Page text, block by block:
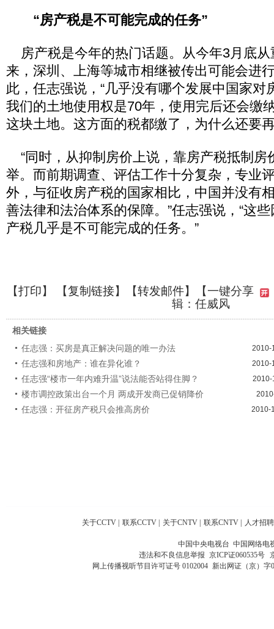
“房产税是不可能完成的任务”
房产税是今年的热门话题。从今年3月底从
来，深圳、上海等城市相继被传出可能会进
此，任志强说，“几乎没有哪个发展中国家对
我们的土地使用权是70年，使用完后还会缴
这块土地。这方面的税都缴了，为什么还要
“同时，从抑制房价上说，靠房产税抵制房
举。而前期调查、评估工作十分复杂，专业
外，与征收房产税的国家相比，中国并没有
善法律和法治体系的保障。”任志强说，“这
产税几乎是不可能完成的任务。”
【打印】 【复制链接】【转发邮件】
【一键分享
辑：任威风
相关链接
任志强：买房是真正解决问题的唯一办法
2010-
任志强和房地产：谁在异化谁？ 2010-
任志强“楼市一年内难升温”说法能否站得住脚？ 2010-
楼市调控政策出台一个月 两成开发商已促销降价
任志强：开征房产税只会推高房价 2010-
关于CCTV | 联系CCTV | 关于CNTV | 联系CNTV | 人才招聘
中国中央电视台 中国网络电
违法和不良信息举报 京ICP证060535号
网上传播视听节目许可证号 0102004 新出网证（京）